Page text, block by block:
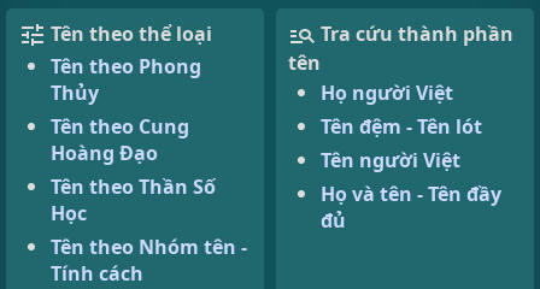
Tên theo thể loại
Tên theo Phong
Thủy
Tên theo Cung
Hoàng Đạo
Tên theo Thần Số
Học
Tên theo Nhóm tên -
Tính cách
Tra cứu thành phần
tên
Họ người Việt
Tên đệm - Tên lót
Tên người Việt
Họ và tên - Tên đầy
đủ